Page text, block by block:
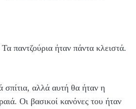
παντζούρια ήταν πάντα κλειστά.
σπίτια, αλλά αυτή θα ήταν η
Οι βασικοί κανόνες του ήταν